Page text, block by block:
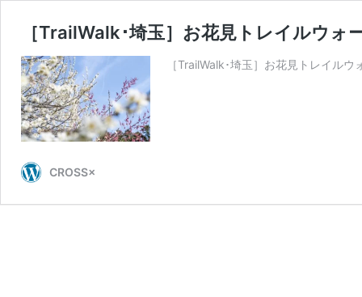
［TrailWalk･埼玉］お花見トレイルウ
［TrailWalk･埼玉］お花見トレイル
CROSS×